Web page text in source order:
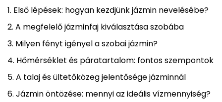
Első lépések: hogyan kezdjünk jázmin nevelésébe?
A megfelelő jázminfaj kiválasztása szobába
Milyen fényt igényel a szobai jázmin?
Hőmérséklet és páratartalom: fontos szempontok
A talaj és ültetőközeg jelentősége jázminnál
Jázmin öntözése: mennyi az ideális vízmennyiség?